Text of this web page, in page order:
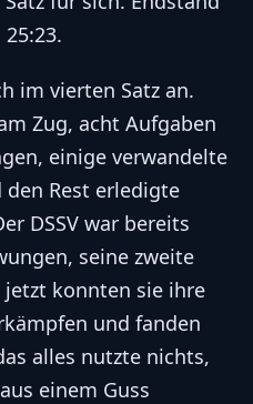
im vierten Satz an.
Zug, acht Aufgaben
einige verwandelte
Rest erledigte
DSSV war bereits
seine zweite
jetzt konnten sie ihre
und fanden
alles nutzte nichts,
einem Guss